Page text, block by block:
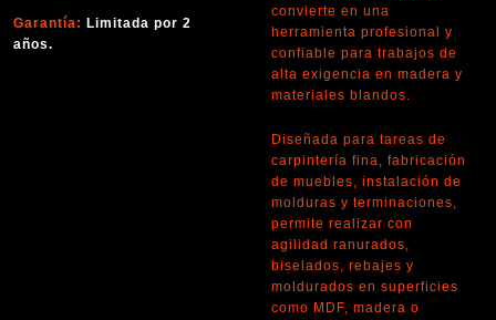
Garantía: Limitada por 2
años.
convierte en una
herramienta profesional y
confiable para trabajos de
alta exigencia en madera y
materiales blandos.
Diseñada para tareas de
carpintería fina, fabricación
de muebles, instalación de
molduras y terminaciones,
permite realizar con
agilidad ranurados,
biselados, rebajes y
moldurados en superficies
como MDF, madera o